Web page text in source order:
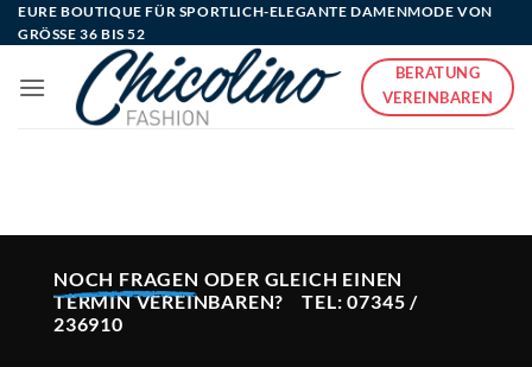
Zum
Inhalt
EURE BOUTIQUE FÜR SPORTLICH-ELEGANTE DAMENMODE VON
GRÖSSE 36 BIS 52
BERATUNG
VEREINBAREN
NOCH FRAGEN ODER GLEICH EINEN
TERMIN VEREINBAREN? TEL:07345 /
236910